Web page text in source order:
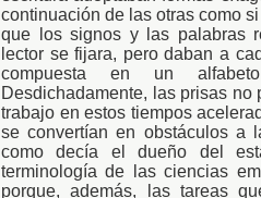
continuación de las otras como
que los signos y las palabras
lector se fijara, pero daban a
compuesta en un
Desdichadamente, las prisas
trabajo en estos tiempos
se convertían en obstáculos a
como decía el dueño del
terminología de las ciencias
porque, además, las tareas